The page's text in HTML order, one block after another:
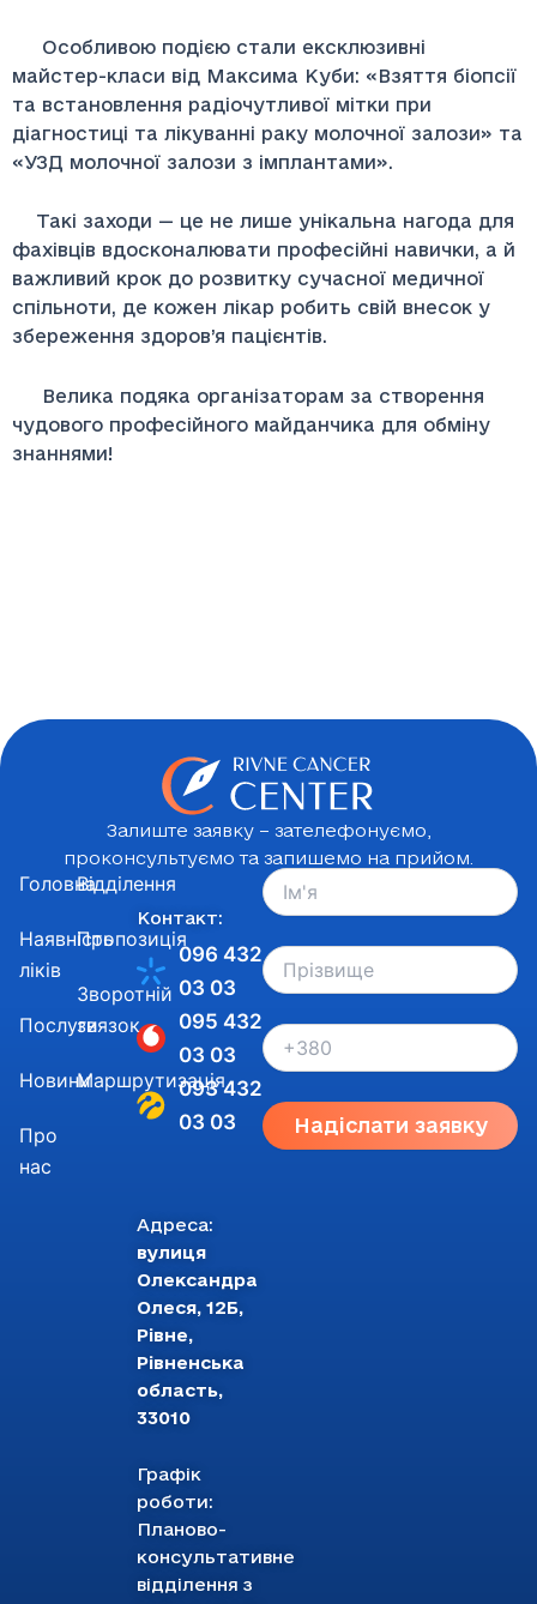
Особливою подією стали ексклюзивні
майстер-класи від Максима Куби: «Взяття біопсії
та встановлення радіочутливої мітки при
діагностиці та лікуванні раку молочної залози» та
«УЗД молочної залози з імплантами».
Такі заходи — це не лише унікальна нагода для
фахівців вдосконалювати професійні навички, а й
важливий крок до розвитку сучасної медичної
спільноти, де кожен лікар робить свій внесок у
збереження здоров’я пацієнтів.
Велика подяка організаторам за створення
чудового професійного майданчика для обміну
знаннями!
Залиште заявку – зателефонуємо,
проконсультуємо та запишемо на прийом.
Адреса:
вулиця
Олександра
Олеся, 12Б,
Рівне,
Рівненська
область,
33010
Графік
роботи:
Планово-
консультативне
відділення з
Контакт:
096 432
03 03
095 432
03 03
093 432
03 03
Головна
Наявність
ліків
Послуги
Новини
Про
нас
Відділення
Пропозиція
Зворотній
звязок
Маршрутизація
Надіслати заявку